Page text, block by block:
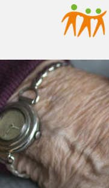
URLLL=http://csp-uo.cz/
HERE http://csp-uo.cz/